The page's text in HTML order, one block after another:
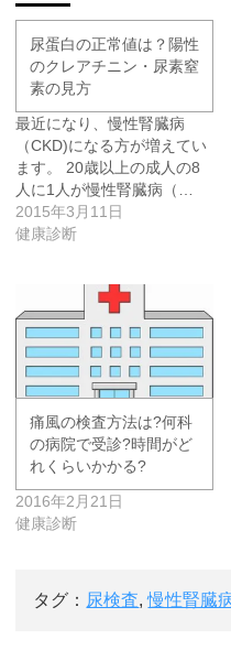
尿蛋白の正常値は？陽性
のクレアチニン・尿素窒
素の見方
最近になり、慢性腎臓病
（CKD)になる方が増えてい
ます。 20歳以上の成人の8
人に1人が慢性腎臓病（…
2015年3月11日
健康診断
痛風の検査方法は?何科
の病院で受診?時間がど
れくらいかかる?
2016年2月21日
健康診断
タグ： 尿検査,慢性腎臓